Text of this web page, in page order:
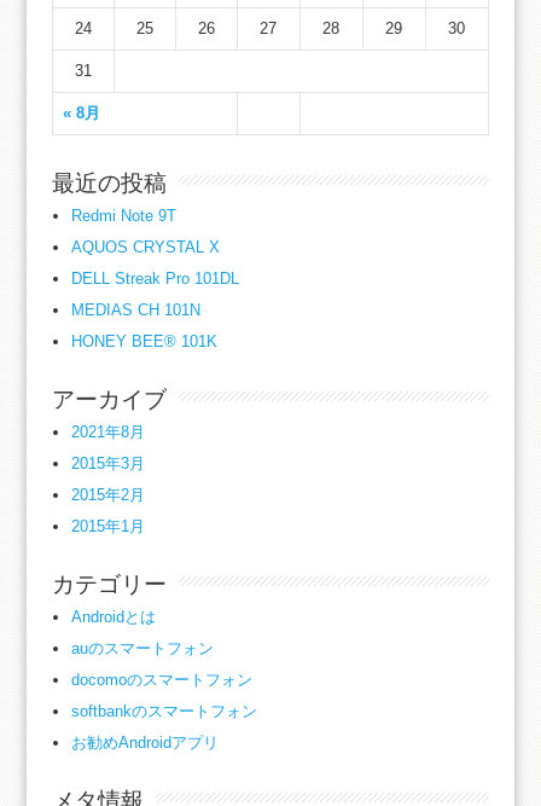
« 8月
24 25 26 27 28 29 30
31
最近の投稿
Redmi Note 9T
AQUOS CRYSTAL X
DELL Streak Pro 101DL
MEDIAS CH 101N
HONEY BEE® 101K
アーカイブ
2021年8月
2015年3月
2015年2月
2015年1月
カテゴリー
Androidとは
auのスマートフォン
docomoのスマートフォン
softbankのスマートフォン
お勧めAndroidアプリ
メタ情報